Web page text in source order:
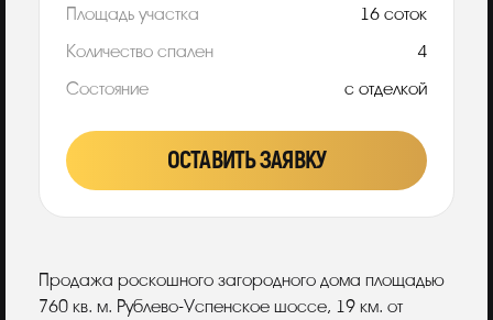
Площадь участка
16 соток
Количество спален
4
Состояние
с отделкой
ОСТАВИТЬ ЗАЯВКУ
Описание
Продажа роскошного загородного дома площадью
760 кв. м. Рублево-Успенское шоссе, 19 км. от